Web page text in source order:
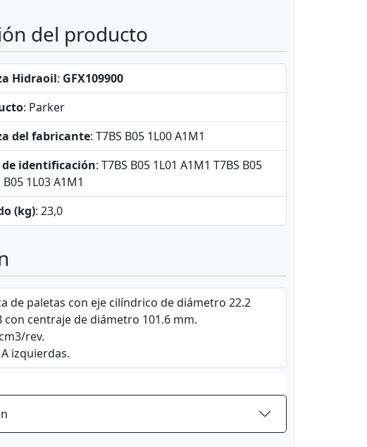
del producto
Hidraoil: GFX109900
: Parker
del fabricante: T7BS B05 1L00 A1M1
identificación: T7BS B05 1L01 A1M1 T7BS B05
1L03 A1M1
(kg): 23,0
de paletas con eje cilíndrico de diámetro 22.2
con centraje de diámetro 101.6 mm.
rev.
A izquierdas.